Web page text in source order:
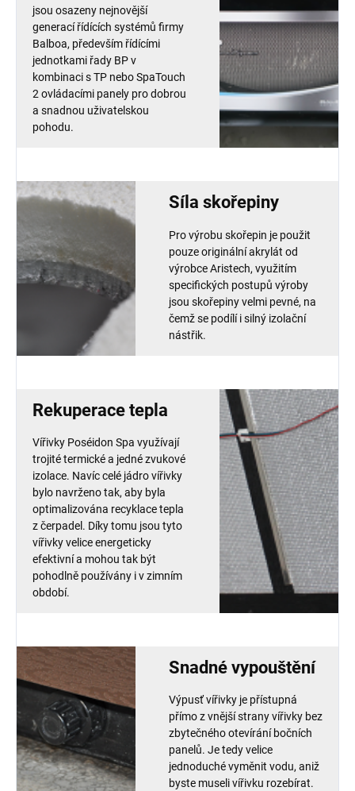
jsou osazeny nejnovější
generací řídících systémů firmy
Balboa, především řídícími
jednotkami řady BP v
kombinaci s TP nebo SpaTouch
2 ovládacími panely pro dobrou
a snadnou uživatelskou
pohodu.
Síla skořepiny
Pro výrobu skořepin je použit
pouze originální akrylát od
výrobce Aristech, využitím
specifických postupů výroby
jsou skořepiny velmi pevné, na
čemž se podílí i silný izolační
nástřik.
Rekuperace tepla
Vířivky Poséidon Spa využívají
trojité termické a jedné zvukové
izolace. Navíc celé jádro vířivky
bylo navrženo tak, aby byla
optimalizována recyklace tepla
z čerpadel. Díky tomu jsou tyto
vířivky velice energeticky
efektivní a mohou tak být
pohodlně používány i v zimním
období.
Snadné vypouštění
Výpusť vířivky je přístupná
přímo z vnější strany vířivky bez
zbytečného otevírání bočních
panelů. Je tedy velice
jednoduché vyměnit vodu, aniž
byste museli vířivku rozebírat.